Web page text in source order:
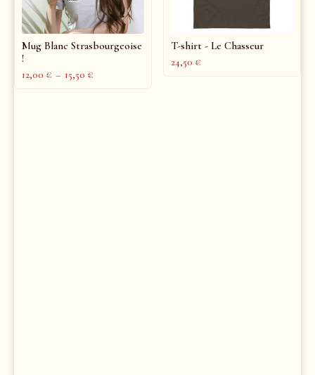
Mug Blanc Strasbourgeoise
!
12,00 € – 15,50 €
T-shirt - Le Chasseur
24,50 €